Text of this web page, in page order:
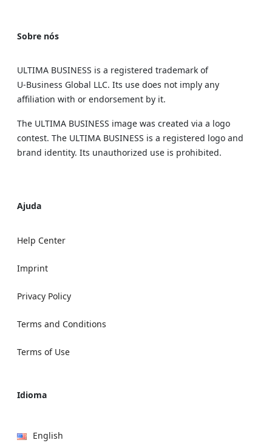
Sobre nós
ULTIMA BUSINESS is a registered trademark of
U‑Business Global LLC. Its use does not imply any
affiliation with or endorsement by it.
The ULTIMA BUSINESS image was created via a logo
contest. The ULTIMA BUSINESS is a registered logo and
brand identity. Its unauthorized use is prohibited.
Ajuda
Help Center
Imprint
Privacy Policy
Terms and Conditions
Terms of Use
Idioma
English